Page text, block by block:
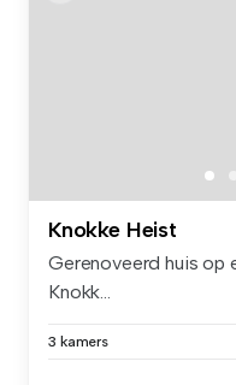
Knokke Heist
Gerenoveerd huis op
Knokk...
3 kamers